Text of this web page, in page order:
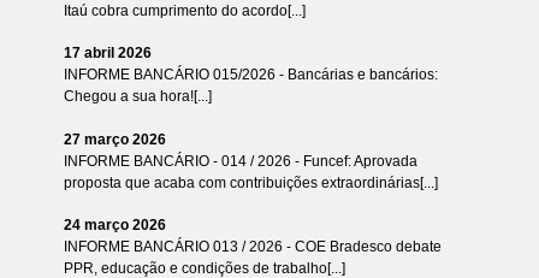
Itaú cobra cumprimento do acordo[...]
17 abril 2026
INFORME BANCÁRIO 015/2026 - Bancárias e bancários:
Chegou a sua hora![...]
27 março 2026
INFORME BANCÁRIO - 014 / 2026 - Funcef: Aprovada
proposta que acaba com contribuições extraordinárias[...]
24 março 2026
INFORME BANCÁRIO 013 / 2026 - COE Bradesco debate
PPR, educação e condições de trabalho[...]